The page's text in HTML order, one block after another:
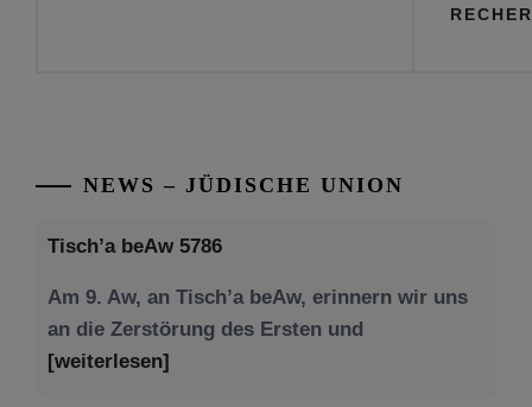
NEWS – JÜDISCHE UNION
Tisch’a beAw 5786
Am 9. Aw, an Tisch’a beAw, erinnern wir uns
an die Zerstörung des Ersten und
[weiterlesen]